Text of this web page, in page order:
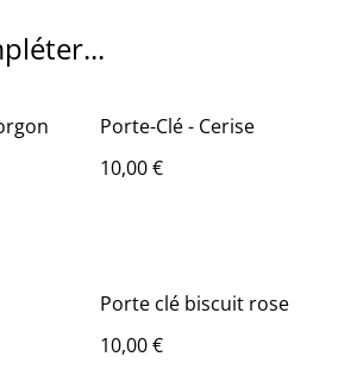
Porte-Clé - Cerise
10,00 €
Porte clé biscuit rose
10,00 €